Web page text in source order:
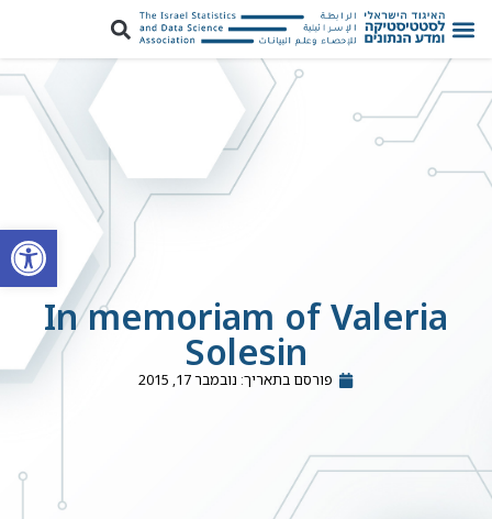
פתח
In memoriam of Valeria
Solesin
פורסם בתאריך: נובמבר 17, 2015